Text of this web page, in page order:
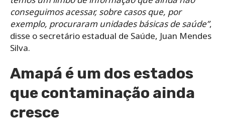
conseguimos acessar, sobre casos que, por
exemplo, procuraram unidades básicas de saúde”,
disse o secretário estadual de Saúde, Juan Mendes
Silva.
Amapá é um dos estados
que contaminação ainda
cresce